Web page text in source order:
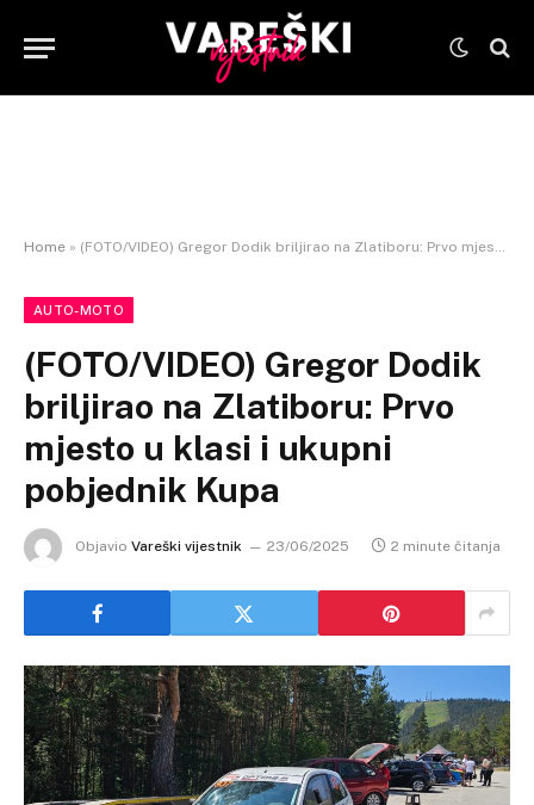
Home » (FOTO/VIDEO) Gregor Dodik briljirao na Zlatiboru: Prvo mjesto u klasi i ukupni pobjednik Kupa
AUTO-MOTO
(FOTO/VIDEO) Gregor Dodik
briljirao na Zlatiboru: Prvo
mjesto u klasi i ukupni
pobjednik Kupa
Objavio Vareški vijestnik 23/06/2025 2 minute čitanja